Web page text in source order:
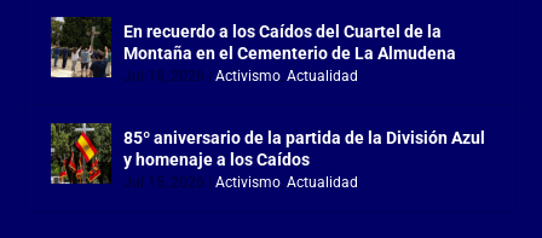
En recuerdo a los Caídos del Cuartel de la
Montaña en el Cementerio de La Almudena
Jul 18, 2026 |Activismo,Actualidad
85º aniversario de la partida de la División Azul
y homenaje a los Caídos
Jul 15, 2026 |Activismo,Actualidad